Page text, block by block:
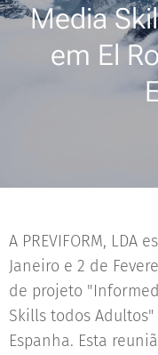
Media
em El
A PREVIFORM, LDA
Janeiro e 2 de
de projeto
Skills todos
Espanha. Esta